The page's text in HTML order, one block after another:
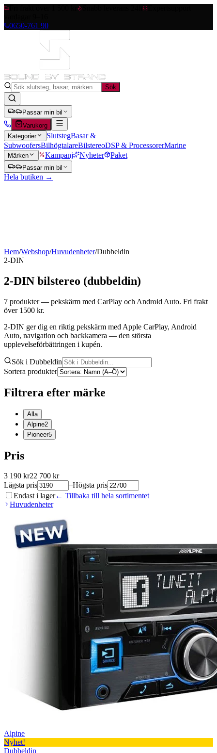
0650-761 90
Sök
Passar min bil
Varukorg
Kategorier
SlutstegBasar &
SubwoofersBilhögtalareBilstereoDSP & ProcessorerMarine
Märken Kampanj Nyheter Paket
Passar min bil
Hela butiken →
Hem/Webshop/Huvudenheter/Dubbeldin
2-DIN
2-DIN bilstereo (dubbeldin)
7 produkter— pekskärm med CarPlay och Android Auto. Fri frakt
över 1500 kr.
2-DIN ger dig en riktig pekskärm med Apple CarPlay, Android
Auto, navigation och backkamera — den största
upplevelseförbättringen i kupén.
Sök i Dubbeldin
Sortera produkter
Filtrera efter märke
Alla
Alpine2
Pioneer5
Pris
3 190 kr22 700 kr
Lägsta pris
–Högsta pris
Endast i lager← Tillbaka till hela sortimentet
Huvudenheter
Alpine
Nyhet!
Dubbeldin